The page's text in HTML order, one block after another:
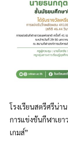
โรงเรียนสตรีศรีน่
การแข่งขันกีฬาเย
เกมส์”